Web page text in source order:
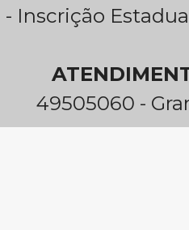
- Inscrição
49505060 -